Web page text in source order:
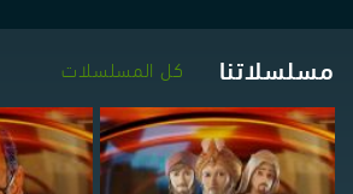
مسلسلاتنا كل المسلسلات